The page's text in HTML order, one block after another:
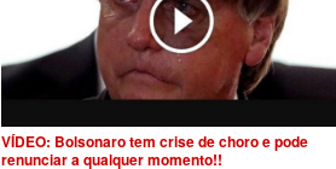
VÍDEO: Bolsonaro tem crise de choro e pode
renunciar a qualquer momento!!